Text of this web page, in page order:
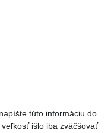
túto informáciu do
išlo iba zväčšovať